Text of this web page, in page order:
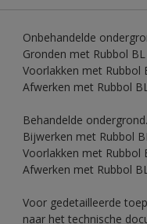
Onbehandelde
Gronden met Rubbol
Voorlakken met Rubbol
Afwerken met Rubbol
Behandelde ondergrond.
Bijwerken met Rubbol
Voorlakken met Rubbol
Afwerken met Rubbol
Voor gedetailleerde
naar het technische